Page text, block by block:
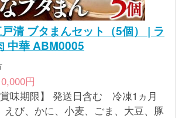
清 ブタまんセット（5個） | ラ
中華 ABM0005
円
えび、かに、小麦、ごま、大豆、豚